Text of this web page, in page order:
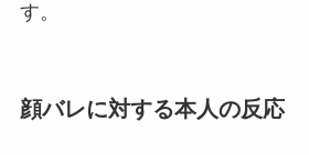
す。
顔バレに対する本人の反応